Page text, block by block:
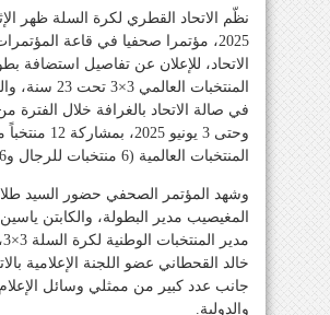
2025، مؤتمرا صحفيا في قاعة
الاتحاد، للإعلان عن تفاصيل استضافة
المنتخبات العالمي
وحتى 3 يونيو 2025،
المنتخبات العالمية (6 منتخبات للرجال و6 للسيدات).
وشهد المؤتمر الصحفي حضور السيد
المغيصيب مدير البطولة، والكابتن
خالد القحطاني عضو اللجنة الإعلامية
جانب عدد كبير من ممثلي وسائل الإعلام
والدولية.